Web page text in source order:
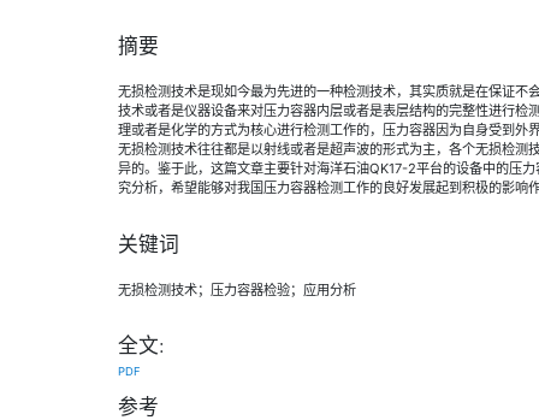
摘要
无损检测技术是现如今最为先进的一种检测技术，其实质就是在保证不
技术或者是仪器设备来对压力容器内层或者是表层结构的完整性进行检
理或者是化学的方式为核心进行检测工作的，压力容器因为自身受到外
无损检测技术往往都是以射线或者是超声波的形式为主，各个无损检测
异的。鉴于此，这篇文章主要针对海洋石油QK17-2平台的设备中的压
究分析，希望能够对我国压力容器检测工作的良好发展起到积极的影响
关键词
无损检测技术；压力容器检验；应用分析
全文:
PDF
参考